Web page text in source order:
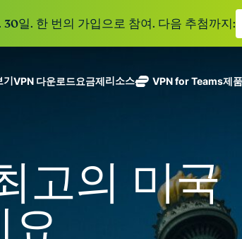
일. 한 번의 가입으로 참여. 다음 추첨까지:
기
안전하게 이용하는 온라인 서비스
모든 기능 살펴보기
VPN 다운로드
Linux NEW
요금제리소스
VPN 사용 방법
VPN 암호화 정보
VPN for Teams제품
의 초고속 VPN
입니다.
다.
ExpressKeys
안전한 비밀번
ExpressAI
eSIM
150개 이상
지역에서 사
가능한 무료
고의 미국
요